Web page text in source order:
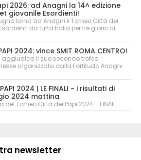
2026: ad Anagni la 14^ edizione
giovanile Esordienti!
torna ad Anagni il Torneo Città dei
da tutta Italia per tre giorni di
2024: vince SMIT ROMA CENTRO!
il suo secondo trofeo
organizzata dalla Fortitudo Anagni
2024 | LE FINALI - i risultati di
2024 mattina
del Torneo Città dei Papi 2024 - FINALI
newsletter